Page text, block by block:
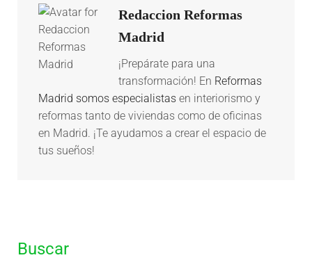
Redaccion Reformas
Madrid
¡Prepárate para una
transformación! En Reformas
Madrid somos especialistas en interiorismo y
reformas tanto de viviendas como de oficinas
en Madrid. ¡Te ayudamos a crear el espacio de
tus sueños!
Buscar